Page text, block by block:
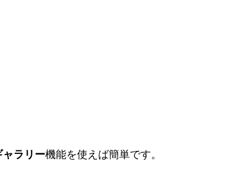
ャラリー機能を使えば簡単です。